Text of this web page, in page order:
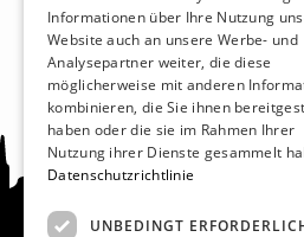
Informationen über Ihre Nutzung
Website auch an unsere Werbe- und
Analysepartner weiter, die diese
möglicherweise mit anderen
kombinieren, die Sie ihnen
haben oder die sie im Rahmen Ihrer
Nutzung ihrer Dienste gesammelt
Datenschutzrichtlinie
UNBEDINGT